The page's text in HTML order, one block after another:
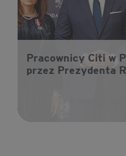
Pracownicy Citi w
przez Prezydenta